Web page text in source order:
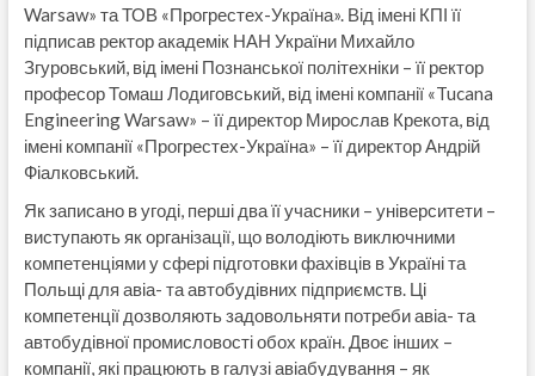
Warsaw» та ТОВ «Прогрестех-Україна». Від імені КПІ її
підписав ректор академік НАН України Михайло
Згуровський, від імені Познанської політехніки – її ректор
професор Томаш Лодиговський, від імені компанії «Tucana
Engineering Warsaw» – її директор Мирослав Крекота, від
імені компанії «Прогрестех-Україна» – її директор Андрій
Фіалковський.
Як записано в угоді, перші два її учасники – університети –
виступають як організації, що володіють виключними
компетенціями у сфері підготовки фахівців в Україні та
Польщі для авіа- та автобудівних підприємств. Ці
компетенції дозволяють задовольняти потреби авіа- та
автобудівної промисловості обох країн. Двоє інших –
компанії, які працюють в галузі авіабудування – як